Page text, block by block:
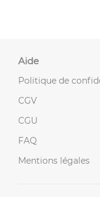
Aide
Politique de
CGV
CGU
FAQ
Mentions légales